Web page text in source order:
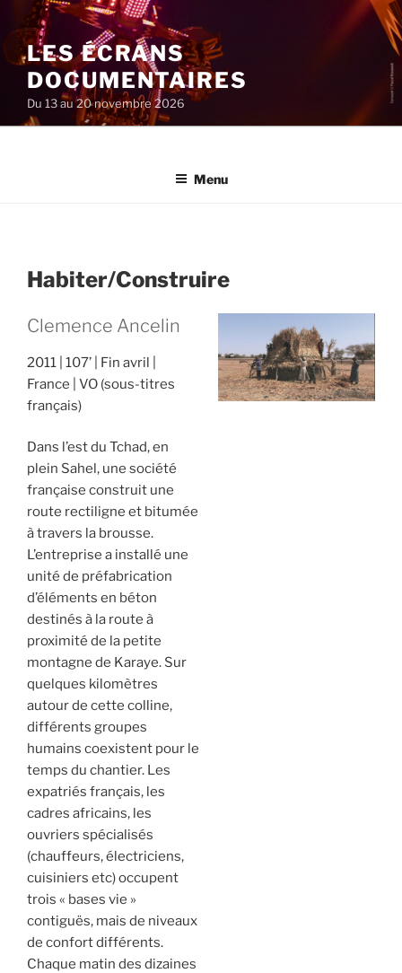
au
contenu
principal
LES ÉCRANS
DOCUMENTAIRES
Du 13 au 20 novembre 2026
Menu
Habiter/Construire
Clemence Ancelin
2011 107’
Fin avril
France
VO (sous-titres
français)
Dans l’est du Tchad, en
plein Sahel, une société
française construit une
route rectiligne et bitumée
à travers la brousse.
L’entreprise a installé une
unité de préfabrication
d’éléments en béton
destinés à la route à
proximité de la petite
montagne de Karaye. Sur
quelques kilomètres
autour de cette colline,
différents groupes
humains coexistent pour le
temps du chantier. Les
expatriés français, les
cadres africains, les
ouvriers spécialisés
(chauffeurs, électriciens,
cuisiniers etc) occupent
trois « bases vie »
contiguës, mais de niveaux
de confort différents.
Chaque matin des dizaines